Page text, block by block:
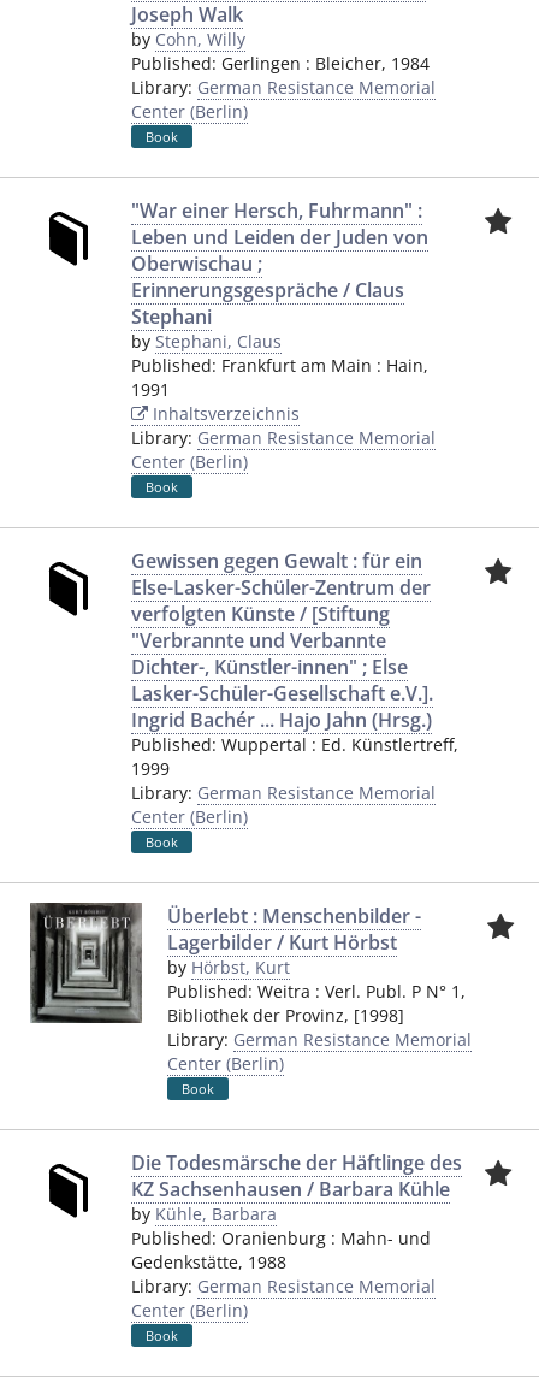
Joseph Walk
by Cohn, Willy
Published: Gerlingen : Bleicher, 1984
Library: German Resistance Memorial
Center (Berlin)
Book
"War einer Hersch, Fuhrmann" :
Leben und Leiden der Juden von
Oberwischau ;
Erinnerungsgespräche / Claus
Stephani
by Stephani, Claus
Published: Frankfurt am Main : Hain,
1991
Inhaltsverzeichnis
Library: German Resistance Memorial
Center (Berlin)
Book
Gewissen gegen Gewalt : für ein
Else-Lasker-Schüler-Zentrum der
verfolgten Künste / [Stiftung
"Verbrannte und Verbannte
Dichter-, Künstler-innen" ; Else
Lasker-Schüler-Gesellschaft e.V.].
Ingrid Bachér ... Hajo Jahn (Hrsg.)
Published: Wuppertal : Ed. Künstlertreff,
1999
Library: German Resistance Memorial
Center (Berlin)
Book
Überlebt : Menschenbilder -
Lagerbilder / Kurt Hörbst
by Hörbst, Kurt
Published: Weitra : Verl. Publ. P N° 1,
Bibliothek der Provinz, [1998]
Library: German Resistance Memorial
Center (Berlin)
Book
Die Todesmärsche der Häftlinge des
KZ Sachsenhausen / Barbara Kühle
by Kühle, Barbara
Published: Oranienburg : Mahn- und
Gedenkstätte, 1988
Library: German Resistance Memorial
Center (Berlin)
Book